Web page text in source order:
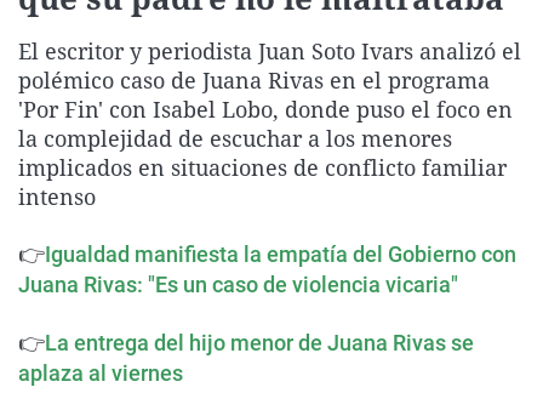
Gente viajera
Como el perro y el
Retornados
Equipo de
Operación Viuda
Galicia
La Rioja
Navarra
Televisión
Elecciones
El escritor y periodista Juan Soto Ivars analizó el
polémico caso de Juana Rivas en el programa
'Por Fin' con Isabel Lobo, donde puso el foco en
la complejidad de escuchar a los menores
implicados en situaciones de conflicto familiar
intenso
👉Igualdad manifiesta la empatía del Gobierno con
Juana Rivas: "Es un caso de violencia vicaria"
👉La entrega del hijo menor de Juana Rivas se
aplaza al viernes